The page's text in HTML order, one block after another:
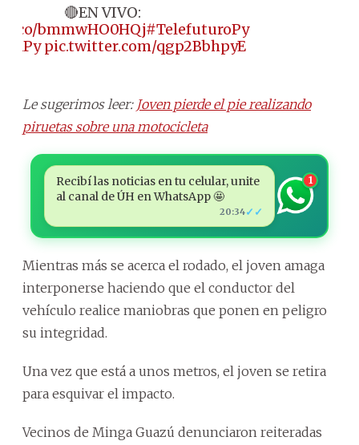
🔴EN VIVO:
t.co/bmmwHO0HQj#TelefuturoPy
pic.twitter.com/qgp2BbhpyE
Le sugerimos leer: Joven pierde el pie realizando
piruetas sobre una motocicleta
Recibí las noticias en tu celular, unite
al canal de ÚH en WhatsApp 🤩
20:34✓✓
1
Mientras más se acerca el rodado, el joven amaga
interponerse haciendo que el conductor del
vehículo realice maniobras que ponen en peligro
su integridad.
Una vez que está a unos metros, el joven se retira
para esquivar el impacto.
Vecinos de Minga Guazú denunciaron reiteradas